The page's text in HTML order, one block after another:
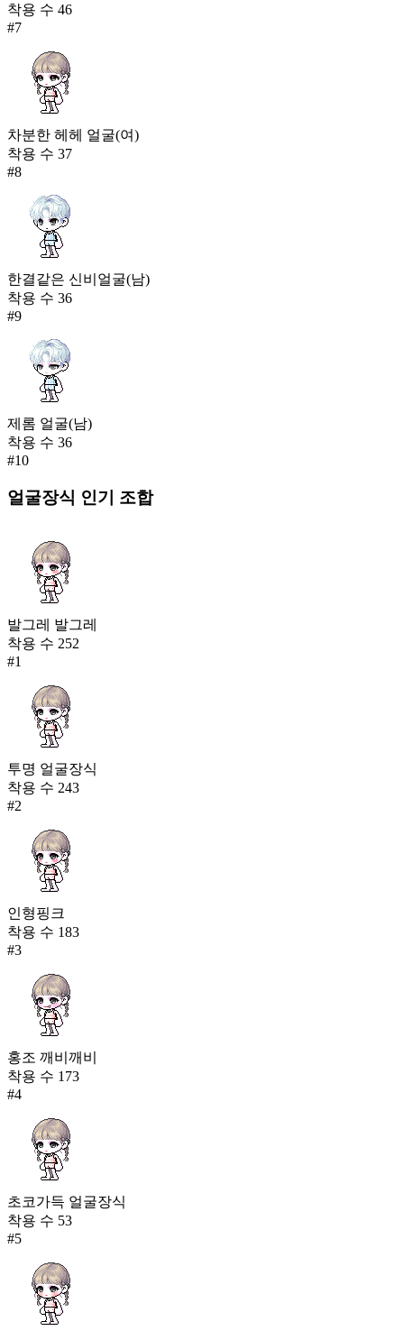
착용 수 46
#7
차분한 헤헤 얼굴(여)
착용 수 37
#8
한결같은 신비얼굴(남)
착용 수 36
#9
제롬 얼굴(남)
착용 수 36
#10
얼굴장식 인기 조합
발그레 발그레
착용 수 252
#1
투명 얼굴장식
착용 수 243
#2
인형핑크
착용 수 183
#3
홍조 깨비깨비
착용 수 173
#4
초코가득 얼굴장식
착용 수 53
#5